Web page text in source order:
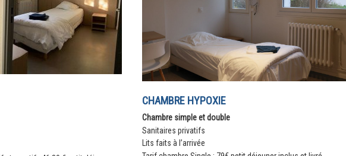
CHAMBRE HYPOXIE
Chambre simple et double
Sanitaires privatifs
Lits faits à l’arrivée